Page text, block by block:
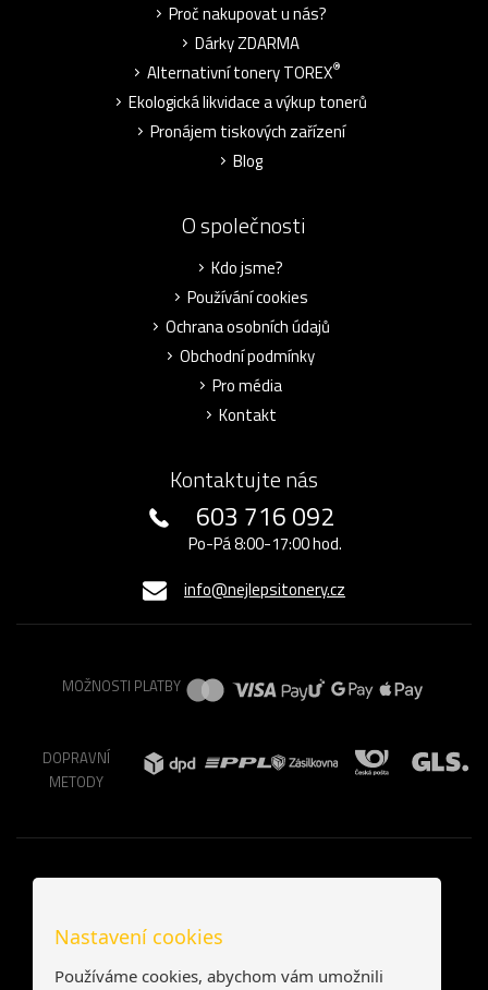
Proč nakupovat u nás?
Dárky ZDARMA
Alternativní tonery TOREX®
Ekologická likvidace a výkup tonerů
Pronájem tiskových zařízení
Blog
O společnosti
Kdo jsme?
Používání cookies
Ochrana osobních údajů
Obchodní podmínky
Pro média
Kontakt
Kontaktujte nás
603 716 092
Po-Pá 8:00-17:00 hod.
info@nejlepsitonery.cz
MOŽNOSTI PLATBY
DOPRAVNÍ
METODY
Nastavení cookies
Používáme cookies, abychom vám umožnili